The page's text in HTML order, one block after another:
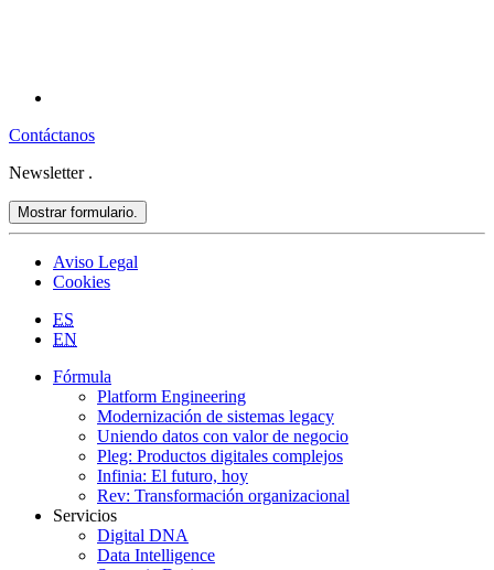
Contáctanos
Newsletter .
Mostrar formulario.
Aviso Legal
Cookies
ES
EN
Fórmula
Platform Engineering
Modernización de sistemas legacy
Uniendo datos con valor de negocio
Pleg: Productos digitales complejos
Infinia: El futuro, hoy
Rev: Transformación organizacional
Servicios
Digital DNA
Data Intelligence